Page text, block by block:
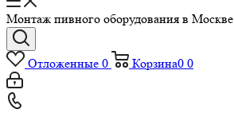
Монтаж пивного оборудования в Москве
Отложенные 0 Корзина0 0